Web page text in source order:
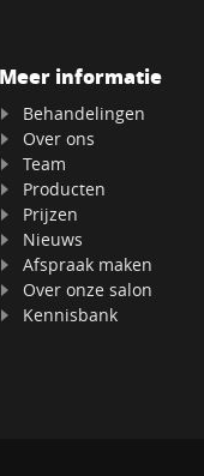
Meer informatie
Behandelingen
Over ons
Team
Producten
Prijzen
Nieuws
Afspraak maken
Over onze salon
Kennisbank